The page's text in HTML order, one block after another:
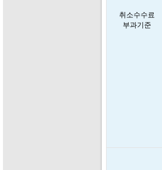
취소수수료
부과기준